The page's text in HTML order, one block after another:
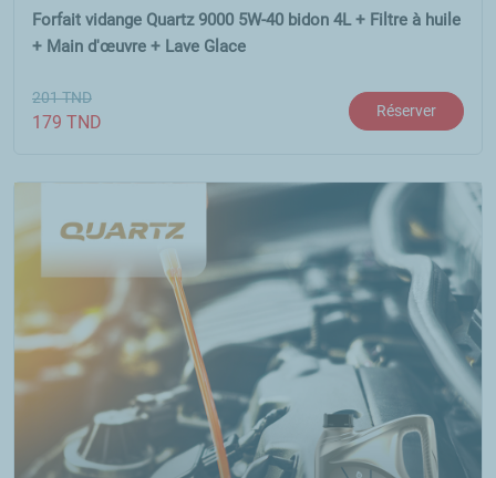
Forfait vidange Quartz 9000 5W-40 bidon 4L + Filtre à huile
+ Main d'œuvre + Lave Glace
201TND
179 TND
Réserver